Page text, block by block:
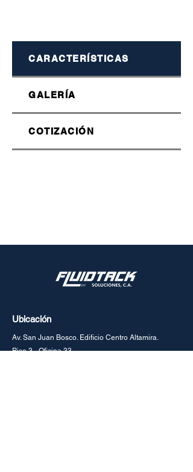
CARACTERÍSTICAS
GALERÍA
COTIZACIÓN
Ubicación
Av. San Juan Bosco. Edificio Centro Altamira.
Piso 3 - Oficina 33